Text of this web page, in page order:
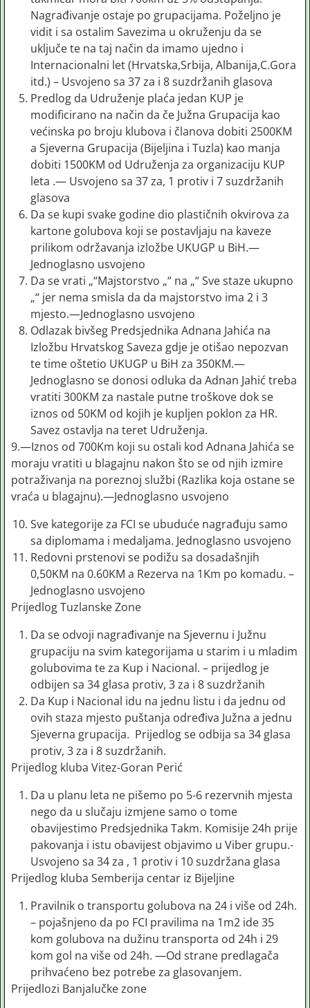
Nagrađivanje ostaje po grupacijama. Poželjno je
vidit i sa ostalim Savezima u okruženju da se
uključe te na taj način da imamo ujedno i
Internacionalni let (Hrvatska,Srbija, Albanija,C.Gora
itd.) – Usvojeno sa 37 za i 8 suzdržanih glasova
Predlog da Udruženje plaća jedan KUP je
modificirano na način da če Južna Grupacija kao
većinska po broju klubova i članova dobiti 2500KM
a Sjeverna Grupacija (Bijeljina i Tuzla) kao manja
dobiti 1500KM od Udruženja za organizaciju KUP
leta .— Usvojeno sa 37 za, 1 protiv i 7 suzdržanih
glasova
Da se kupi svake godine dio plastičnih okvirova za
kartone golubova koji se postavljaju na kaveze
prilikom održavanja izložbe UKUGP u BiH.—
Jednoglasno usvojeno
Da se vrati „“Majstorstvo „“ na „“ Sve staze ukupno
„“ jer nema smisla da da majstorstvo ima 2 i 3
mjesto.—Jednoglasno usvojeno
Odlazak bivšeg Predsjednika Adnana Jahića na
Izložbu Hrvatskog Saveza gdje je otišao nepozvan
te time oštetio UKUGP u BiH za 350KM.—
Jednoglasno se donosi odluka da Adnan Jahić treba
vratiti 300KM za nastale putne troškove dok se
iznos od 50KM od kojih je kupljen poklon za HR.
Savez ostavlja na teret Udruženja.
9.—Iznos od 700Km koji su ostali kod Adnana Jahića se
moraju vratiti u blagajnu nakon što se od njih izmire
potraživanja na poreznoj službi (Razlika koja ostane se
vraća u blagajnu).—Jednoglasno usvojeno
Sve kategorije za FCI se ubuduće nagrađuju samo
sa diplomama i medaljama. Jednoglasno usvojeno
Redovni prstenovi se podižu sa dosadašnjih
0,50KM na 0.60KM a Rezerva na 1Km po komadu. –
Jednoglasno usvojeno
Prijedlog Tuzlanske Zone
Da se odvoji nagrađivanje na Sjevernu i Južnu
grupaciju na svim kategorijama u starim i u mladim
golubovima te za Kup i Nacional. – prijedlog je
odbijen sa 34 glasa protiv, 3 za i 8 suzdržanih
Da Kup i Nacional idu na jednu listu i da jednu od
ovih staza mjesto puštanja određiva Južna a jednu
Sjeverna grupacija. Prijedlog se odbija sa 34 glasa
protiv, 3 za i 8 suzdržanih.
Prijedlog kluba Vitez-Goran Perić
Da u planu leta ne pišemo po 5-6 rezervnih mjesta
nego da u slučaju izmjene samo o tome
obavijestimo Predsjednika Takm. Komisije 24h prije
pakovanja i istu obavijest objavimo u Viber grupu.-
Usvojeno sa 34 za , 1 protiv i 10 suzdržana glasa
Prijedlog kluba Semberija centar iz Bijeljine
Pravilnik o transportu golubova na 24 i više od 24h.
– pojašnjeno da po FCI pravilima na 1m2 ide 35
kom golubova na dužinu transporta od 24h i 29
kom gol na više od 24h. —Od strane predlagača
prihvaćeno bez potrebe za glasovanjem.
Prijedlozi Banjalučke zone